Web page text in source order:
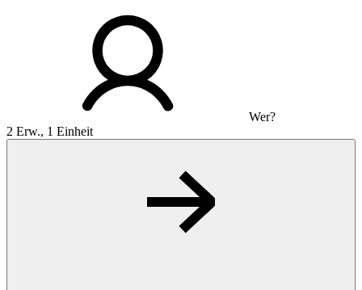
Wer?
2 Erw., 1 Einheit